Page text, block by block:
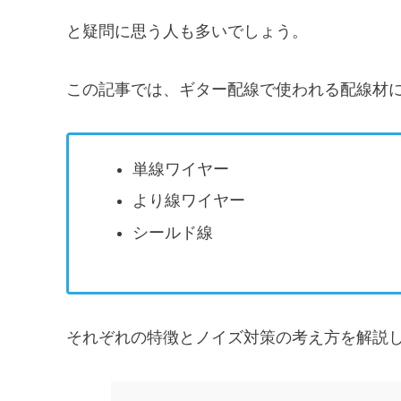
と疑問に思う人も多いでしょう。
この記事では、ギター配線で使われる配線材
単線ワイヤー
より線ワイヤー
シールド線
それぞれの特徴とノイズ対策の考え方を解説し